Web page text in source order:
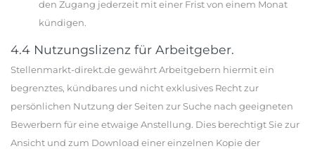
den Zugang jederzeit mit einer Frist von einem Monat
kündigen.
4.4 Nutzungslizenz für Arbeitgeber.
Stellenmarkt-direkt.de gewährt Arbeitgebern hiermit ein
begrenztes, kündbares und nicht exklusives Recht zur
persönlichen Nutzung der Seiten zur Suche nach geeigneten
Bewerbern für eine etwaige Anstellung. Dies berechtigt Sie zur
Ansicht und zum Download einer einzelnen Kopie der